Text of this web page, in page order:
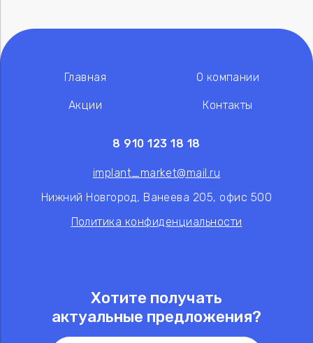
Главная О компании
Акции Контакты
8 910 123 18 18
implant_market@mail.ru
Нижний Новгород, Ванеева 205, офис 500
Политика конфиденциальности
Хотите получать
актуальные предложения?